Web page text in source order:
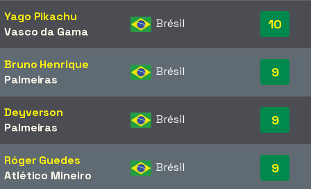
Yago Pikachu
Vasco da Gama
Brésil 10
Bruno Henrique
Palmeiras
Brésil 9
Deyverson
Palmeiras
Brésil 9
Róger Guedes
Atlético Mineiro
Brésil 9